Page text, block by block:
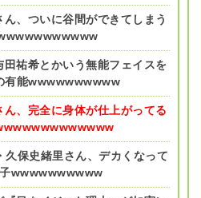
ん、ついに谷間ができてしまう
田祐希とかいう無能フェイスを
有能wwwwwwwwww
ん、完全に身体が仕上がってる
久保史緒里さん、デカくなって
wwwwwwwwww